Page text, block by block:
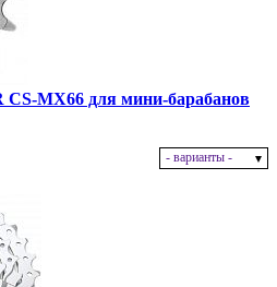
CS-MX66 для мини-барабанов
- варианты -